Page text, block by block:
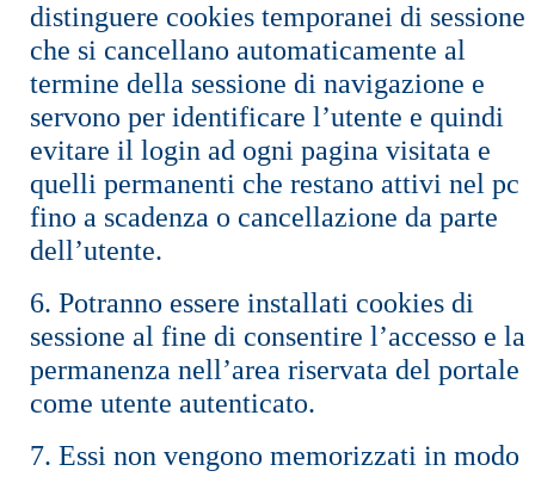
distinguere cookies temporanei di sessione
che si cancellano automaticamente al
termine della sessione di navigazione e
servono per identificare l’utente e quindi
evitare il login ad ogni pagina visitata e
quelli permanenti che restano attivi nel pc
fino a scadenza o cancellazione da parte
dell’utente.
6. Potranno essere installati cookies di
sessione al fine di consentire l’accesso e la
permanenza nell’area riservata del portale
come utente autenticato.
7. Essi non vengono memorizzati in modo